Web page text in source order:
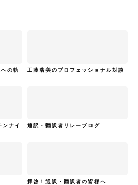
の軌
工藤浩美のプロフェッショナル対談
ナイ
通訳・翻訳者リレーブログ
拝啓！通訳・翻訳者の皆様へ